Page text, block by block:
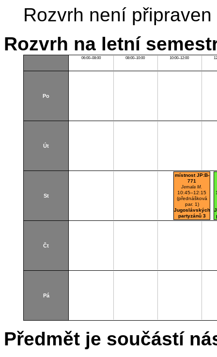
Rozvrh není připraven
Rozvrh na letní
06:00–08:00 08:00–10:00 10:00–12:00
Po
Út
St
místnost JP:B-
771
Jemala M.
10:45–12:15
(přednášková
par. 1)
Jugoslávských
partyzánů 3
Čt
Pá
Předmět je součástí